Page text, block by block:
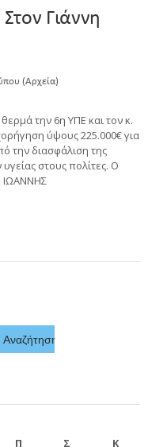
Γιάννη
(Αρχεία)
την 6η ΥΠΕ και τον κ.
ύψους 225.000€ για
την διασφάλιση της
στους πολίτες. Ο
ΙΩΑΝΝΗΣ
Π Σ
Κ